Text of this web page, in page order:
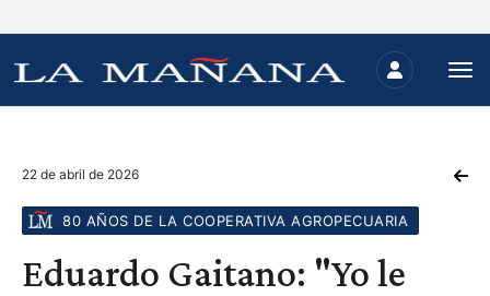
22 de abril de 2026
80 AÑOS DE LA COOPERATIVA AGROPECUARIA
Eduardo Gaitano: "Yo le